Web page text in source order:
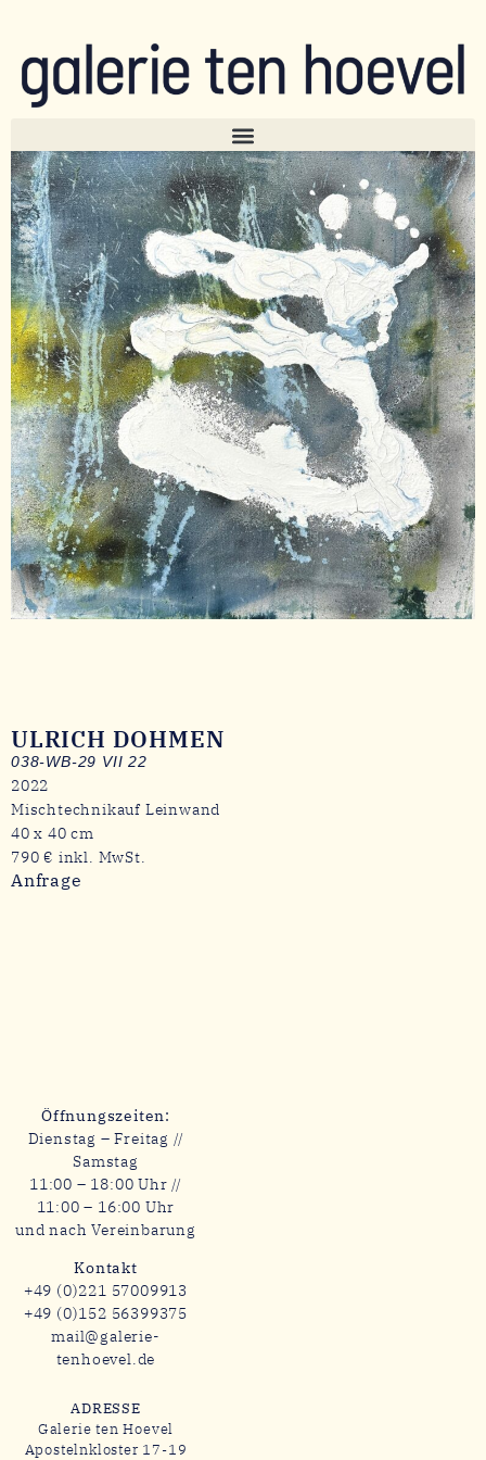
ULRICH DOHMEN
038-WB-29 VII 22
2022
Mischtechnikauf Leinwand
40 x 40 cm
790 € inkl. MwSt.
Anfrage
Öffnungszeiten:
Dienstag – Freitag //
Samstag
11:00 – 18:00 Uhr //
11:00 – 16:00 Uhr
und nach Vereinbarung
Kontakt
+49 (0)221 57009913
+49 (0)152 56399375
mail@galerie-
tenhoevel.de
ADRESSE
Galerie ten Hoevel
Apostelnkloster 17-19